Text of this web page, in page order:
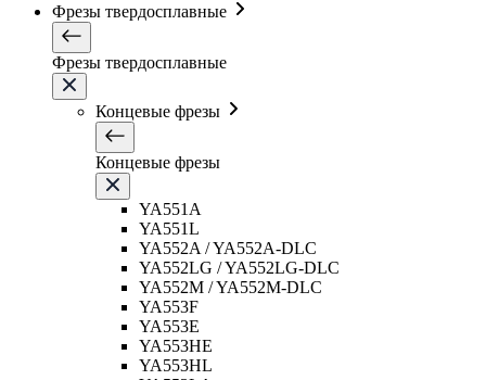
Фрезы твердосплавные
Фрезы твердосплавные
Концевые фрезы
Концевые фрезы
YA551A
YA551L
YA552A / YA552A-DLC
YA552LG / YA552LG-DLC
YA552M / YA552M-DLC
YA553F
YA553E
YA553HE
YA553HL